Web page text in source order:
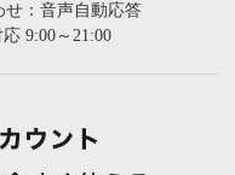
せ：音声自動応答
9:00～21:00